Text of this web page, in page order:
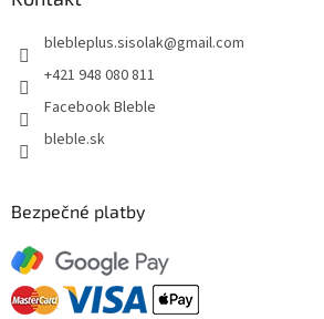
blebleplus.sisolak@gmail.com
+421 948 080 811
Facebook Bleble
bleble.sk
Bezpečné platby